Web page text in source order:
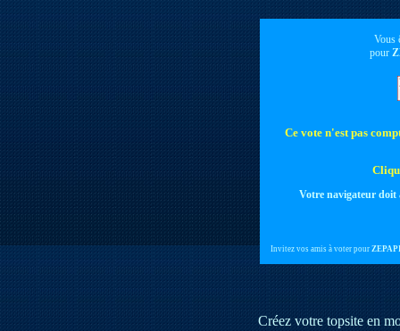
Vous
pour
Ce vote n'est pas
Votre navigateur doit
Invitez vos amis à voter pour
Créez votre topsite en